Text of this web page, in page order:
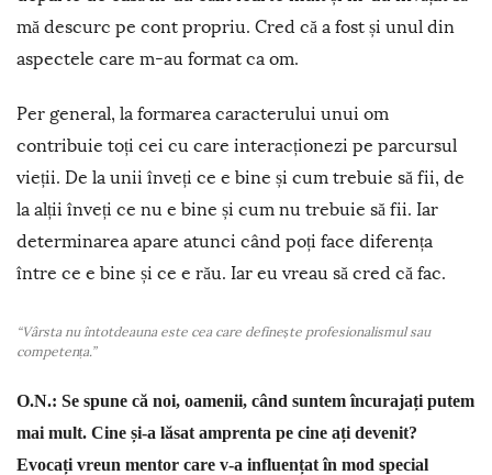
mă descurc pe cont propriu. Cred că a fost și unul din
aspectele care m-au format ca om.
Per general, la formarea caracterului unui om
contribuie toți cei cu care interacționezi pe parcursul
vieții. De la unii înveți ce e bine și cum trebuie să fii, de
la alții înveți ce nu e bine și cum nu trebuie să fii. Iar
determinarea apare atunci când poți face diferența
între ce e bine și ce e rău. Iar eu vreau să cred că fac.
“Vârsta nu întotdeauna este cea care definește profesionalismul sau
competența.”
O.N.: Se spune că noi, oamenii, când suntem încurajați putem
mai mult. Cine și-a lăsat amprenta pe cine ați devenit?
Evocați vreun mentor care v-a influențat în mod special